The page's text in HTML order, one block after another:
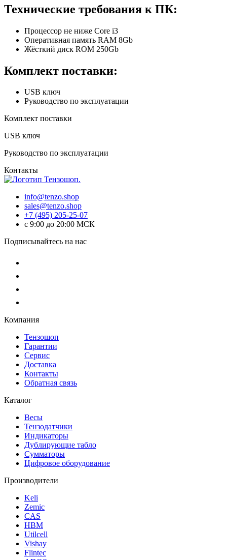
Технические требования к ПК:
Процессор не ниже Core i3
Оперативная память RAM 8Gb
Жёсткий диск ROM 250Gb
Комплект поставки:
USB ключ
Руководство по эксплуатации
Комплект поставки
USB ключ
Руководство по эксплуатации
Контакты
info@tenzo.shop
sales@tenzo.shop
+7 (495) 205-25-07
с 9:00 до 20:00 МСК
Подписывайтесь на нас
Компания
Тензошоп
Гарантии
Сервис
Доставка
Контакты
Обратная связь
Каталог
Весы
Тензодатчики
Индикаторы
Дублирующие табло
Сумматоры
Цифровое оборудование
Производители
Keli
Zemic
CAS
HBM
Utilcell
Vishay
Flintec